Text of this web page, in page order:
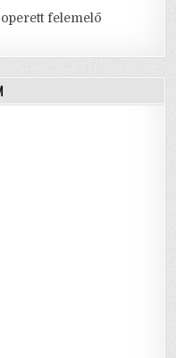
felemelő